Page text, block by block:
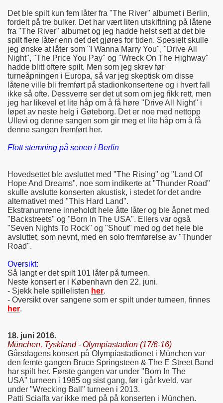
Det ble spilt kun fem låter fra "The River" albumet i Berlin,
fordelt på tre bulker. Det har vært liten utskiftning på låtene
fra "The River" albumet og jeg hadde helst sett at det ble
spilt flere låter enn det det gjøres for tiden. Spesielt skulle
jeg ønske at låter som "I Wanna Marry You", "Drive All
Night", "The Price You Pay" og "Wreck On The Highway"
hadde blitt oftere spilt. Men som jeg skrev før
turneåpningen i Europa, så var jeg skeptisk om disse
låtene ville bli fremført på stadionkonsertene og i hvert fall
ikke så ofte. Dessverre ser det ut som om jeg fikk rett, men
jeg har likevel et lite håp om å få høre "Drive All Night" i
løpet av neste helg i Gøteborg. Det er noe med nettopp
Ullevi og denne sangen som gir meg et lite håp om å få
denne sangen fremført her.
Flott stemning på senen i Berlin
Hovedsettet ble avsluttet med "The Rising" og "Land Of
Hope And Dreams", noe som indikerte at "Thunder Road"
skulle avslutte konserten akustisk, i stedet for det andre
alternativet med "This Hard Land".
Ekstranumrene inneholdt hele åtte låter og ble åpnet med
"Backstreets" og "Born In The USA". Ellers var også
"Seven Nights To Rock" og "Shout" med og det hele ble
avsluttet, som nevnt, med en solo fremførelse av "Thunder
Road".
Oversikt:
Så langt er det spilt 101 låter på turneen.
Neste konsert er i København den 22. juni.
- Sjekk hele spillelisten her.
- Oversikt over sangene som er spilt under turneen, finnes
her.
18. juni 2016.
München, Tyskland - Olympiastadion (17/6-16)
Gårsdagens konsert på Olympiastadionet i München var
den femte gangen Bruce Springsteen & The E Street Band
har spilt her. Første gangen var under "Born In The
USA" turneen i 1985 og sist gang, før i går kveld, var
under "Wrecking Ball" turneen i 2013.
Patti Scialfa var ikke med på på konserten i München.